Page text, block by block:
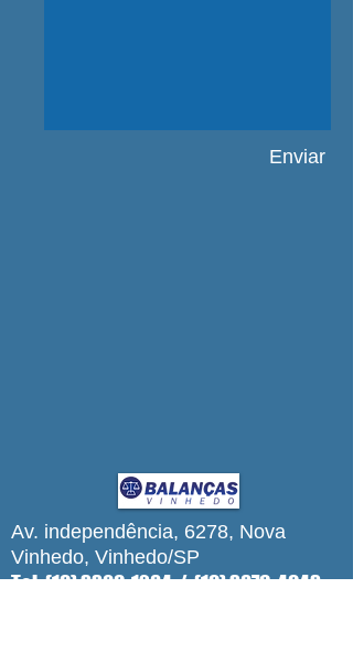
Enviar
Av. independência, 6278, Nova
Vinhedo, Vinhedo/SP
Tel:(19) 3309-1284/(19) 3876-4943